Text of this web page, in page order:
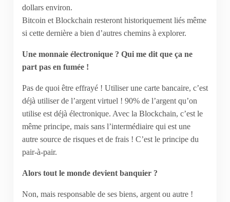
dollars environ.
Bitcoin et Blockchain resteront historiquement liés même
si cette dernière a bien d’autres chemins à explorer.
Une monnaie électronique ? Qui me dit que ça ne
part pas en fumée !
Pas de quoi être effrayé ! Utiliser une carte bancaire, c’est
déjà utiliser de l’argent virtuel ! 90% de l’argent qu’on
utilise est déjà électronique. Avec la Blockchain, c’est le
même principe, mais sans l’intermédiaire qui est une
autre source de risques et de frais ! C’est le principe du
pair-à-pair.
Alors tout le monde devient banquier ?
Non, mais responsable de ses biens, argent ou autre !